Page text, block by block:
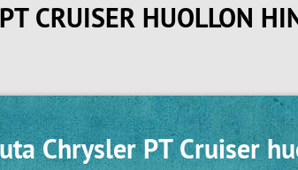
CRUISER HUOLLON
Chrysler PT Cruiser